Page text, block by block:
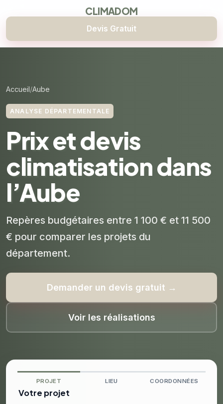
CLIMADOM
Devis Gratuit
Accueil Aube
ANALYSE DÉPARTEMENTALE
Prix et devis
climatisation dans
l’Aube
Repères budgétaires entre 1 100 € et 11 500
€ pour comparer les projets du
département.
Demander un devis gratuit →
Voir les réalisations
PROJET LIEU COORDONNÉES
Votre projet